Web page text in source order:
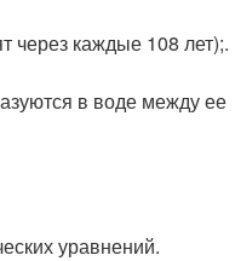
через каждые 108 лет);.
в воде между ее
уравнений.